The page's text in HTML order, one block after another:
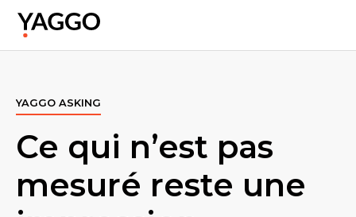
YAGGO ASKING
Ce qui n’est pas
mesuré reste une